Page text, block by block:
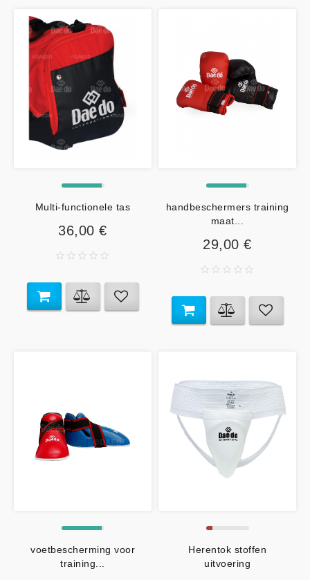
Multi-functionele tas
36,00 €
handbeschermers training
maat...
29,00 €
voetbescherming voor
training...
Herentok stoffen
uitvoering